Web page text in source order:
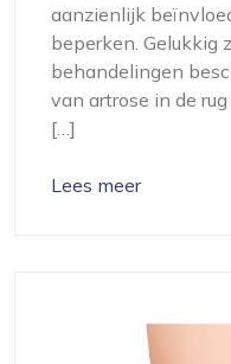
aanzienlijk
beperken. Gelukkig
behandelingen
van artrose in de
[…]
Lees meer